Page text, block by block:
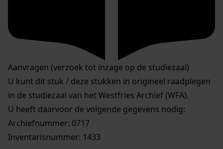
Aanvragen (verzoek tot inzage op de studiezaal)
U kunt dit stuk / deze stukken in origineel raadplegen
in de studiezaal van het Westfries Archief (WFA).
U heeft daarvoor de volgende gegevens nodig:
Archiefnummer: 0717
Inventarisnummer: 1433